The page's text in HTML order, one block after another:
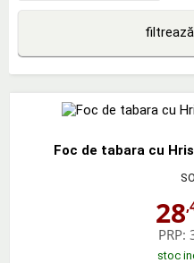
Foc de tabara cu
28
PRP:
stoc